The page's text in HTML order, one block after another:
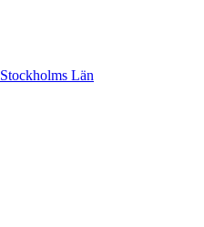
Stockholms Län